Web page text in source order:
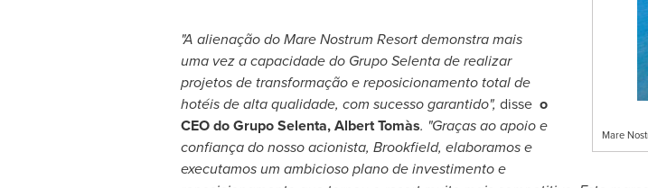
Mare
"A alienação do Mare Nostrum Resort demonstra mais
uma vez a capacidade do Grupo Selenta derealizar
projetos de transformação e reposicionamento total de
hotéis de alta qualidade, com sucesso garantido", disse o
CEO do Grupo Selenta, Albert Tomàs. "Graças ao apoio e
confiança do nosso acionista, Brookfield, elaboramos e
executamos um ambicioso plano de investimento e